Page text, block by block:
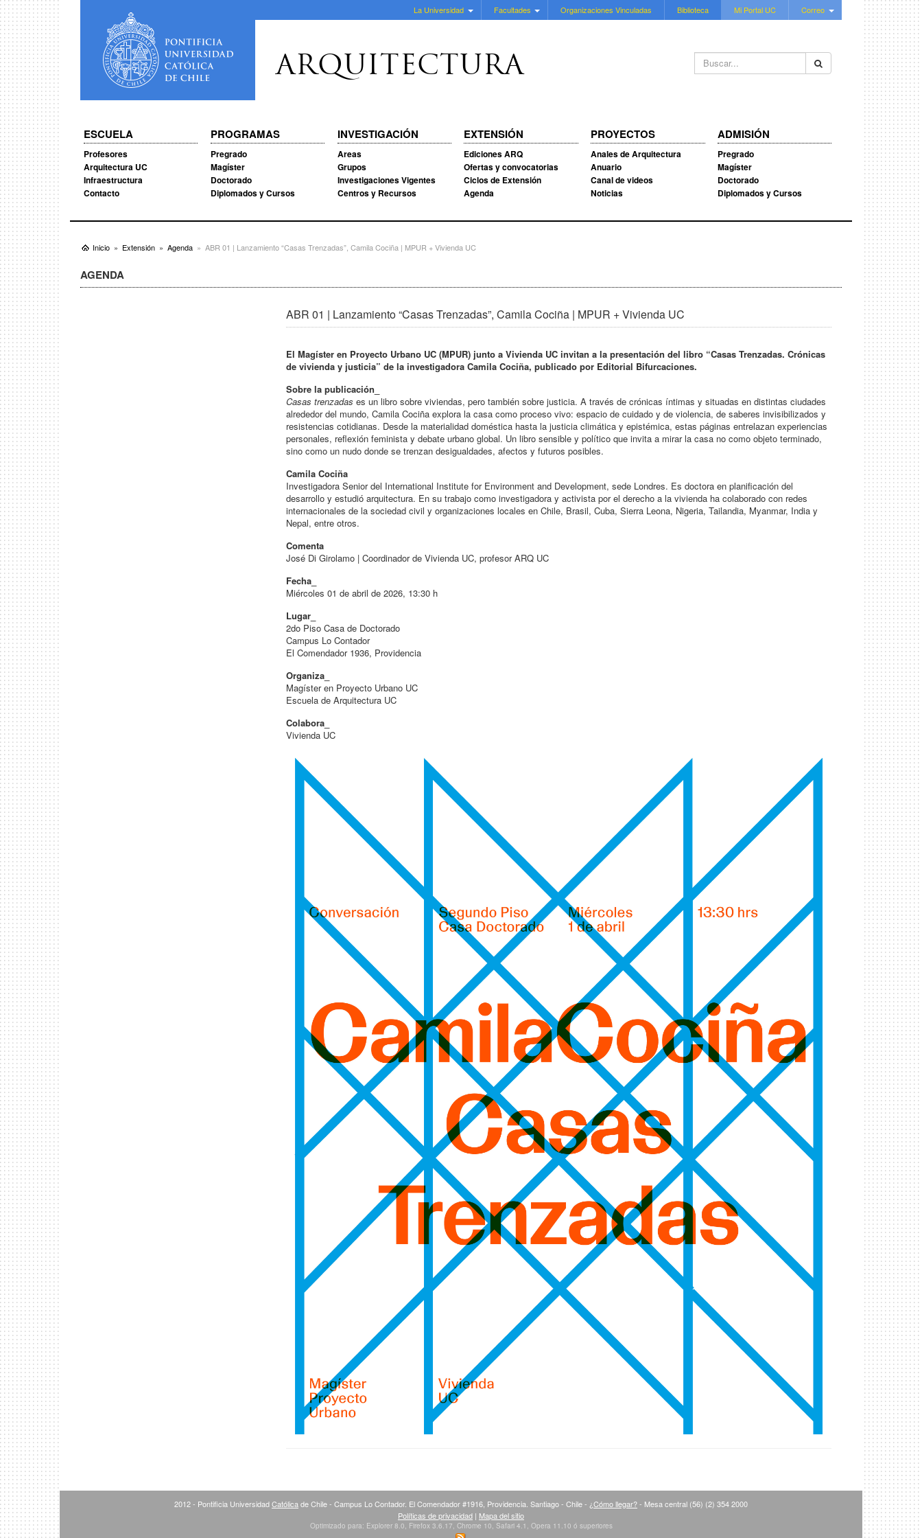
La Universidad Facultades Organizaciones Vinculadas Biblioteca Mi Portal UC Correo
Buscar...
ARQUITECTURA
ESCUELA
Profesores
Arquitectura UC
Infraestructura
Contacto
PROGRAMAS
Pregrado
Magíster
Doctorado
Diplomados y Cursos
INVESTIGACIÓN
Areas
Grupos
Investigaciones Vigentes
Centros y Recursos
EXTENSIÓN
Ediciones ARQ
Ofertas y convocatorias
Ciclos de Extensión
Agenda
PROYECTOS
Anales de Arquitectura
Anuario
Canal de videos
Noticias
ADMISIÓN
Pregrado
Magíster
Doctorado
Diplomados y Cursos
Inicio Extensión Agenda ABR 01 | Lanzamiento “Casas Trenzadas”, Camila Cociña | MPUR + Vivienda UC
AGENDA
ABR 01 | Lanzamiento “Casas Trenzadas”, Camila Cociña | MPUR + Vivienda UC
El Magíster en Proyecto Urbano UC (MPUR) junto a Vivienda UC invitan a la presentación del libro “Casas Trenzadas. Crónicas
de vivienda y justicia” de la investigadora Camila Cociña, publicado por Editorial Bifurcaciones.
Sobre la publicación_
Casas trenzadas es un libro sobre viviendas, pero también sobre justicia. A través de crónicas íntimas y situadas en distintas ciudades
alrededor del mundo, Camila Cociña explora la casa como proceso vivo: espacio de cuidado y de violencia, de saberes invisibilizados y
resistencias cotidianas. Desde la materialidad doméstica hasta la justicia climática y epistémica, estas páginas entrelazan experiencias
personales, reflexión feminista y debate urbano global. Un libro sensible y político que invita a mirar la casa no como objeto terminado,
sino como un nudo donde se trenzan desigualdades, afectos y futuros posibles.
Camila Cociña
Investigadora Senior del International Institute for Environment and Development, sede Londres. Es doctora en planificación del
desarrollo y estudió arquitectura. En su trabajo como investigadora y activista por el derecho a la vivienda ha colaborado con redes
internacionales de la sociedad civil y organizaciones locales en Chile, Brasil, Cuba, Sierra Leona, Nigeria, Tailandia, Myanmar, India y
Nepal, entre otros.
Comenta
José Di Girolamo | Coordinador de Vivienda UC, profesor ARQ UC
Fecha_
Miércoles 01 de abril de 2026, 13:30 h
Lugar_
2do Piso Casa de Doctorado
Campus Lo Contador
El Comendador 1936, Providencia
Organiza_
Magíster en Proyecto Urbano UC
Escuela de Arquitectura UC
Colabora_
Vivienda UC
2012 - Pontificia UniversidadCatólica de Chile - Campus Lo Contador. El Comendador #1916, Providencia. Santiago - Chile - ¿Cómo llegar?- Mesa central (56) (2) 354 2000
Políticas de privacidad | Mapa del sitio
Optimizado para: Explorer 8.0, Firefox 3.6.17, Chrome 10, Safari 4.1, Opera 11.10 ó superiores